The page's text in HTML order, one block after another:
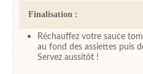
Finalisation :
Réchauffez votre sauce
au fond des assiettes puis
Servez aussitôt !